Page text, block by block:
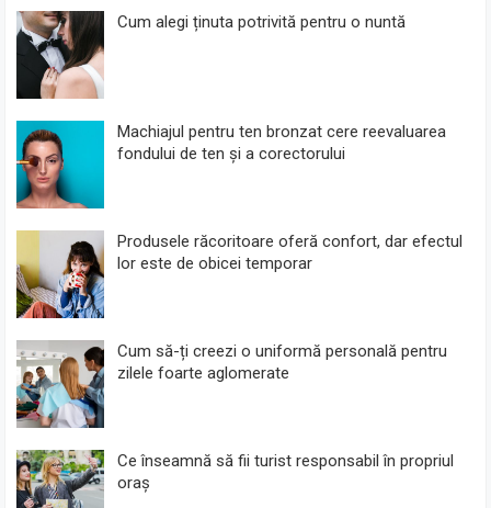
Cum alegi ținuta potrivită pentru o nuntă
Machiajul pentru ten bronzat cere reevaluarea
fondului de ten și a corectorului
Produsele răcoritoare oferă confort, dar efectul
lor este de obicei temporar
Cum să-ți creezi o uniformă personală pentru
zilele foarte aglomerate
Ce înseamnă să fii turist responsabil în propriul
oraș